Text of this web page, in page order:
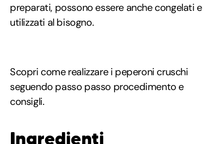
preparati, possono essere anche congelati e
utilizzati al bisogno.
Scopri come realizzare i peperoni cruschi
seguendo passo passo procedimento e
consigli.
Ingredienti